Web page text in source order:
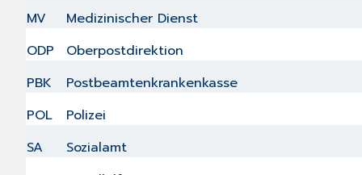
MV
Medizinischer Dienst
ODP
Oberpostdirektion
PBK
Postbeamtenkrankenkasse
POL
Polizei
SA
Sozialamt